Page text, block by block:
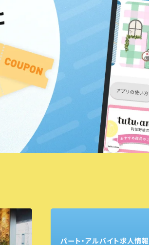
パート・アルバイト求人情報